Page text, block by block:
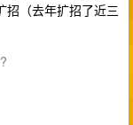
招（去年扩招了近三